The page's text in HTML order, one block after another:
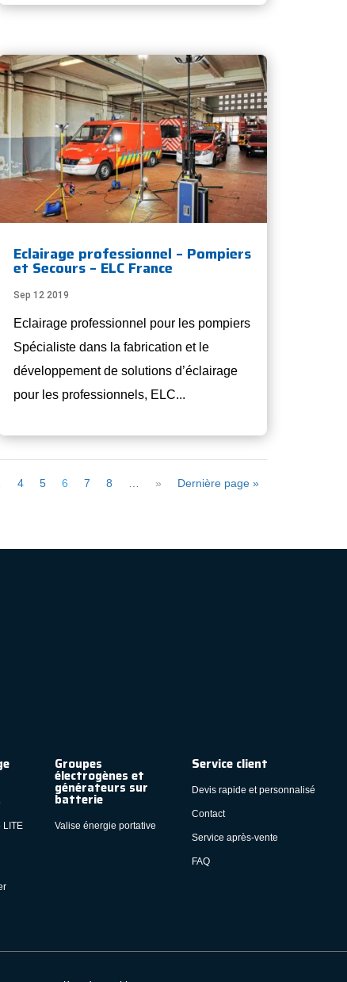
Eclairage professionnel – Pompiers
et Secours – ELC France
Sep 12 2019
Eclairage professionnel pour les pompiers
Spécialiste dans la fabrication et le
développement de solutions d’éclairage
pour les professionnels, ELC...
4 5 6 7 8 » Dernière page »
LITE
Groupes
électrogènes et
générateurs sur
batterie
Valise énergie portative
Service client
Devis rapide et personnalisé
Contact
Service après-vente
FAQ